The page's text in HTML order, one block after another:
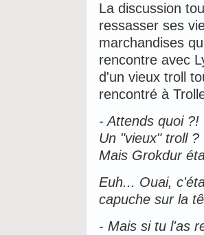
La discussion
ressasser ses
marchandises
rencontre avec
d'un vieux troll
rencontré à
- Attends quoi ?!
Un "vieux" troll ?
Mais Grokdur
Euh... Ouai,
capuche sur la
- Mais si tu l'as